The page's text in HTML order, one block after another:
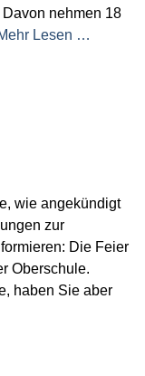
nehmen 18
Lesen …
wie angekündigt
zur
Die Feier
Oberschule.
haben Sie aber